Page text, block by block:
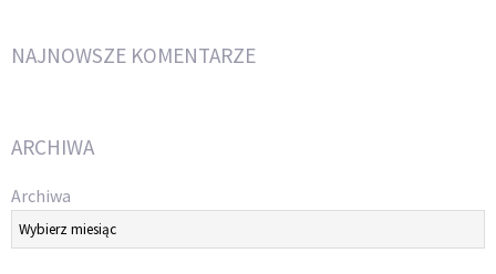
NAJNOWSZE KOMENTARZE
ARCHIWA
Archiwa